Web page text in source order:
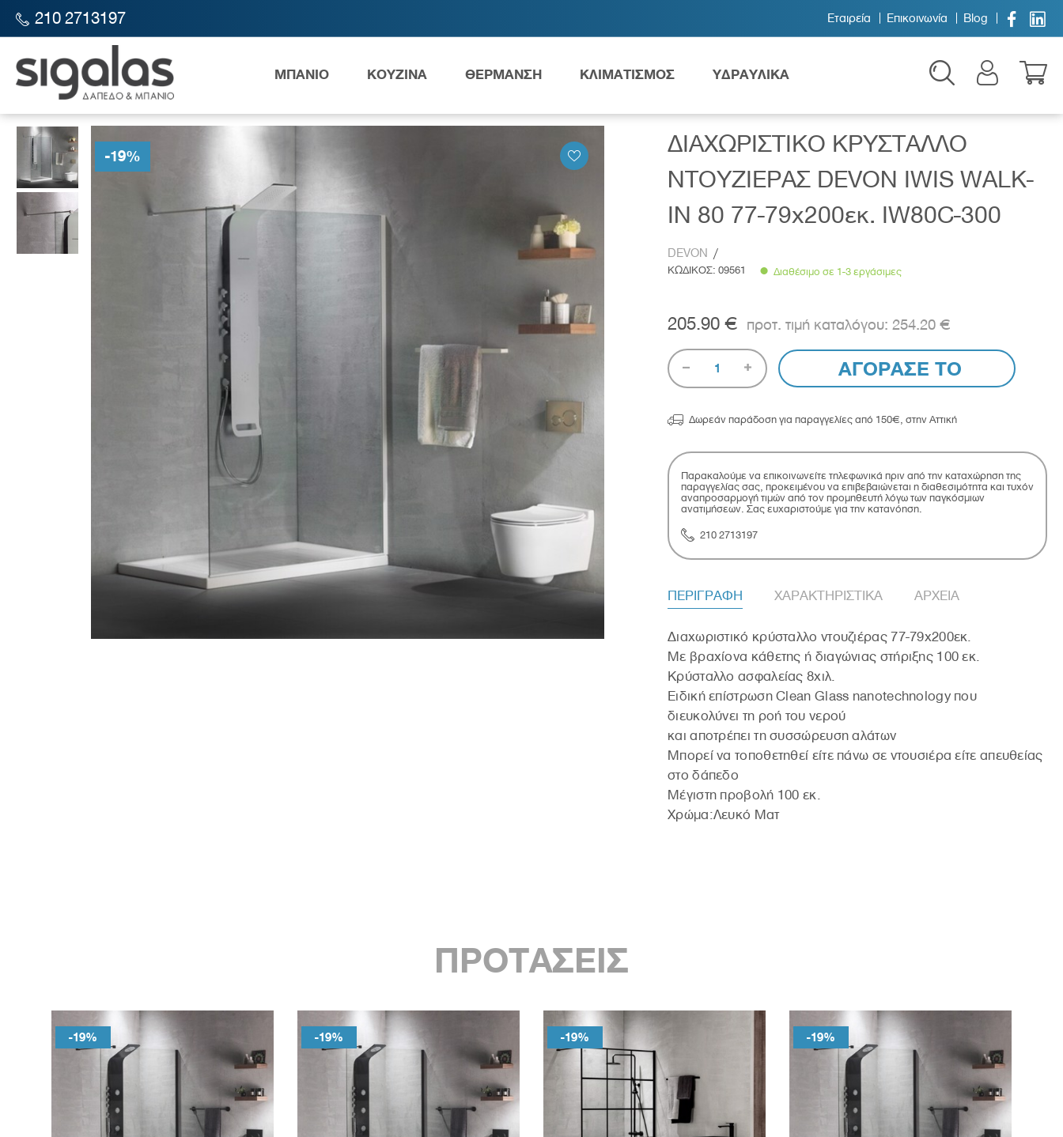
210 2713197 Εταιρεία Επικοινωνία Blog  
ΜΠΑΝΙΟ
Νιπτήρες AMEA
ΚΟΥΖΙΝΑ ΘΕΡΜΑΝΣΗ ΚΛΙΜΑΤΙΣΜΟΣ ΥΔΡΑΥΛΙΚΑ
SIGALAS STORE ΔΙΑΧΩΡΙΣΤΙΚΟ ΚΡΥΣΤΑΛΛΟ ΝΤΟΥΖΙΕΡΑΣ DEVON IWIS WALK-IN 80 77-79X200ΕΚ. IW80C-300
-19%
ΔΙΑΧΩΡΙΣΤΙΚΟ ΚΡΥΣΤΑΛΛΟ
ΝΤΟΥΖΙΕΡΑΣ DEVON IWIS WALK-
IN 80 77-79x200εκ. IW80C-300
DEVON /
ΚΩΔΙΚΟΣ: 09561 Διαθέσιμο σε 1-3 εργάσιμες
205.90 € 254.20 €
1 ΑΓΟΡΑΣΕ ΤΟ
 Δωρεάν παράδοση για παραγγελίες από 150€, στην Αττική
Παρακαλούμε να επικοινωνείτε τηλεφωνικά πριν από την καταχώρηση της
παραγγελίας σας, προκειμένου να επιβεβαιώνεται η διαθεσιμότητα και τυχόν
αναπροσαρμογή τιμών από τον προμηθευτή λόγω των παγκόσμιων
ανατιμήσεων. Σας ευχαριστούμε για την κατανόηση.
210 2713197
ΠΕΡΙΓΡΑΦΗ ΧΑΡΑΚΤΗΡΙΣΤΙΚΑ ΑΡΧΕΙΑ
Διαχωριστικό κρύσταλλο ντουζιέρας 77-79x200εκ.
Με βραχίονα κάθετης ή διαγώνιας στήριξης 100 εκ.
Κρύσταλλο ασφαλείας 8χιλ.
Eιδική επίστρωση Clean Glass nanotechnology που
διευκολύνει τη ροή του νερού
και αποτρέπει τη συσσώρευση αλάτων
Μπορεί να τοποθετηθεί είτε πάνω σε ντουσιέρα είτε απευθείας
στο δάπεδο
Μέγιστη προβολή 100 εκ.
Χρώμα:Λευκό Ματ
ΠΡΟΤΑΣΕΙΣ
-19% -19% -19% -19%